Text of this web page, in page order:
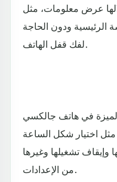
عرض معلومات، مثل
الرئيسية ودون الحاجة
لفك قفل الهاتف.
في هاتف جالكسي
مثل اختيار شكل الساعة
وإيقاف تشغيلها وغيرها
من الإعدادات.